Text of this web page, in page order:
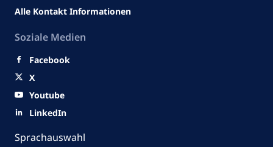
Alle Kontakt Informationen
Soziale Medien
Facebook
X
Youtube
LinkedIn
Sprachauswahl